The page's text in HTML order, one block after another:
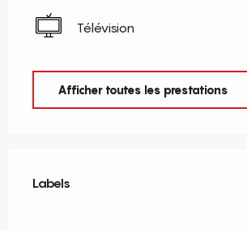
Télévision
Afficher toutes les prestations
Labels
Labels